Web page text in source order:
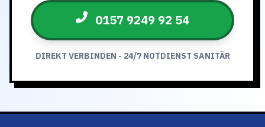
0157 9249 92 54
DIREKT VERBINDEN - 24/7 NOTDIENST SANITÄR